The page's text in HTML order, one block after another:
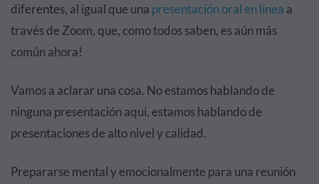
diferentes, al igual que una presentación oral en línea a
través de Zoom, que, como todos saben, es aún más
común ahora!
Vamos a aclarar una cosa. No estamos hablando de
ninguna presentación aquí, estamos hablando de
presentaciones de alto nivel y calidad.
Prepararse mental y emocionalmente para una reunión